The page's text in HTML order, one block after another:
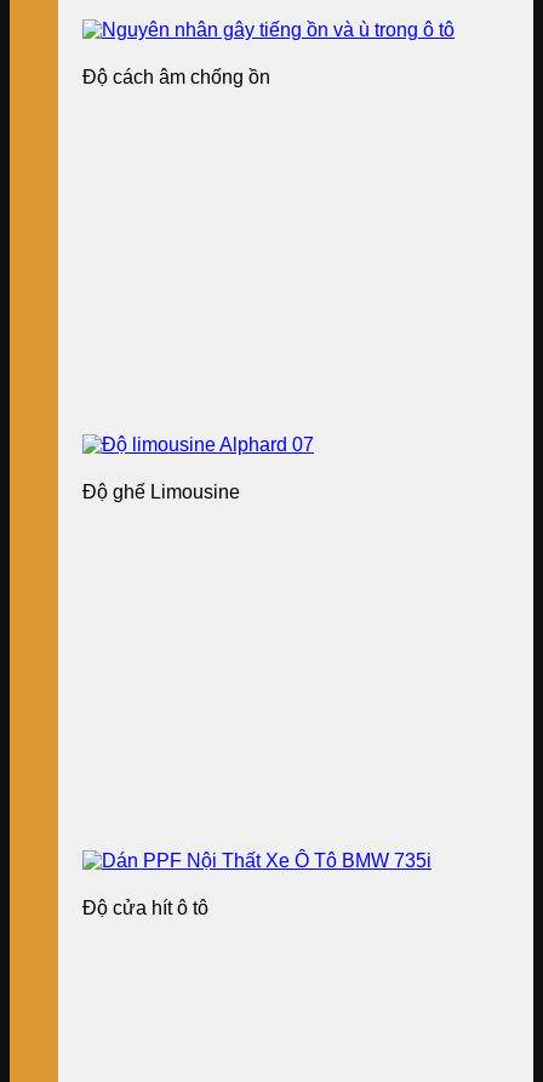
Độ cách âm chống ồn
Độ ghế Limousine
Độ cửa hít ô tô